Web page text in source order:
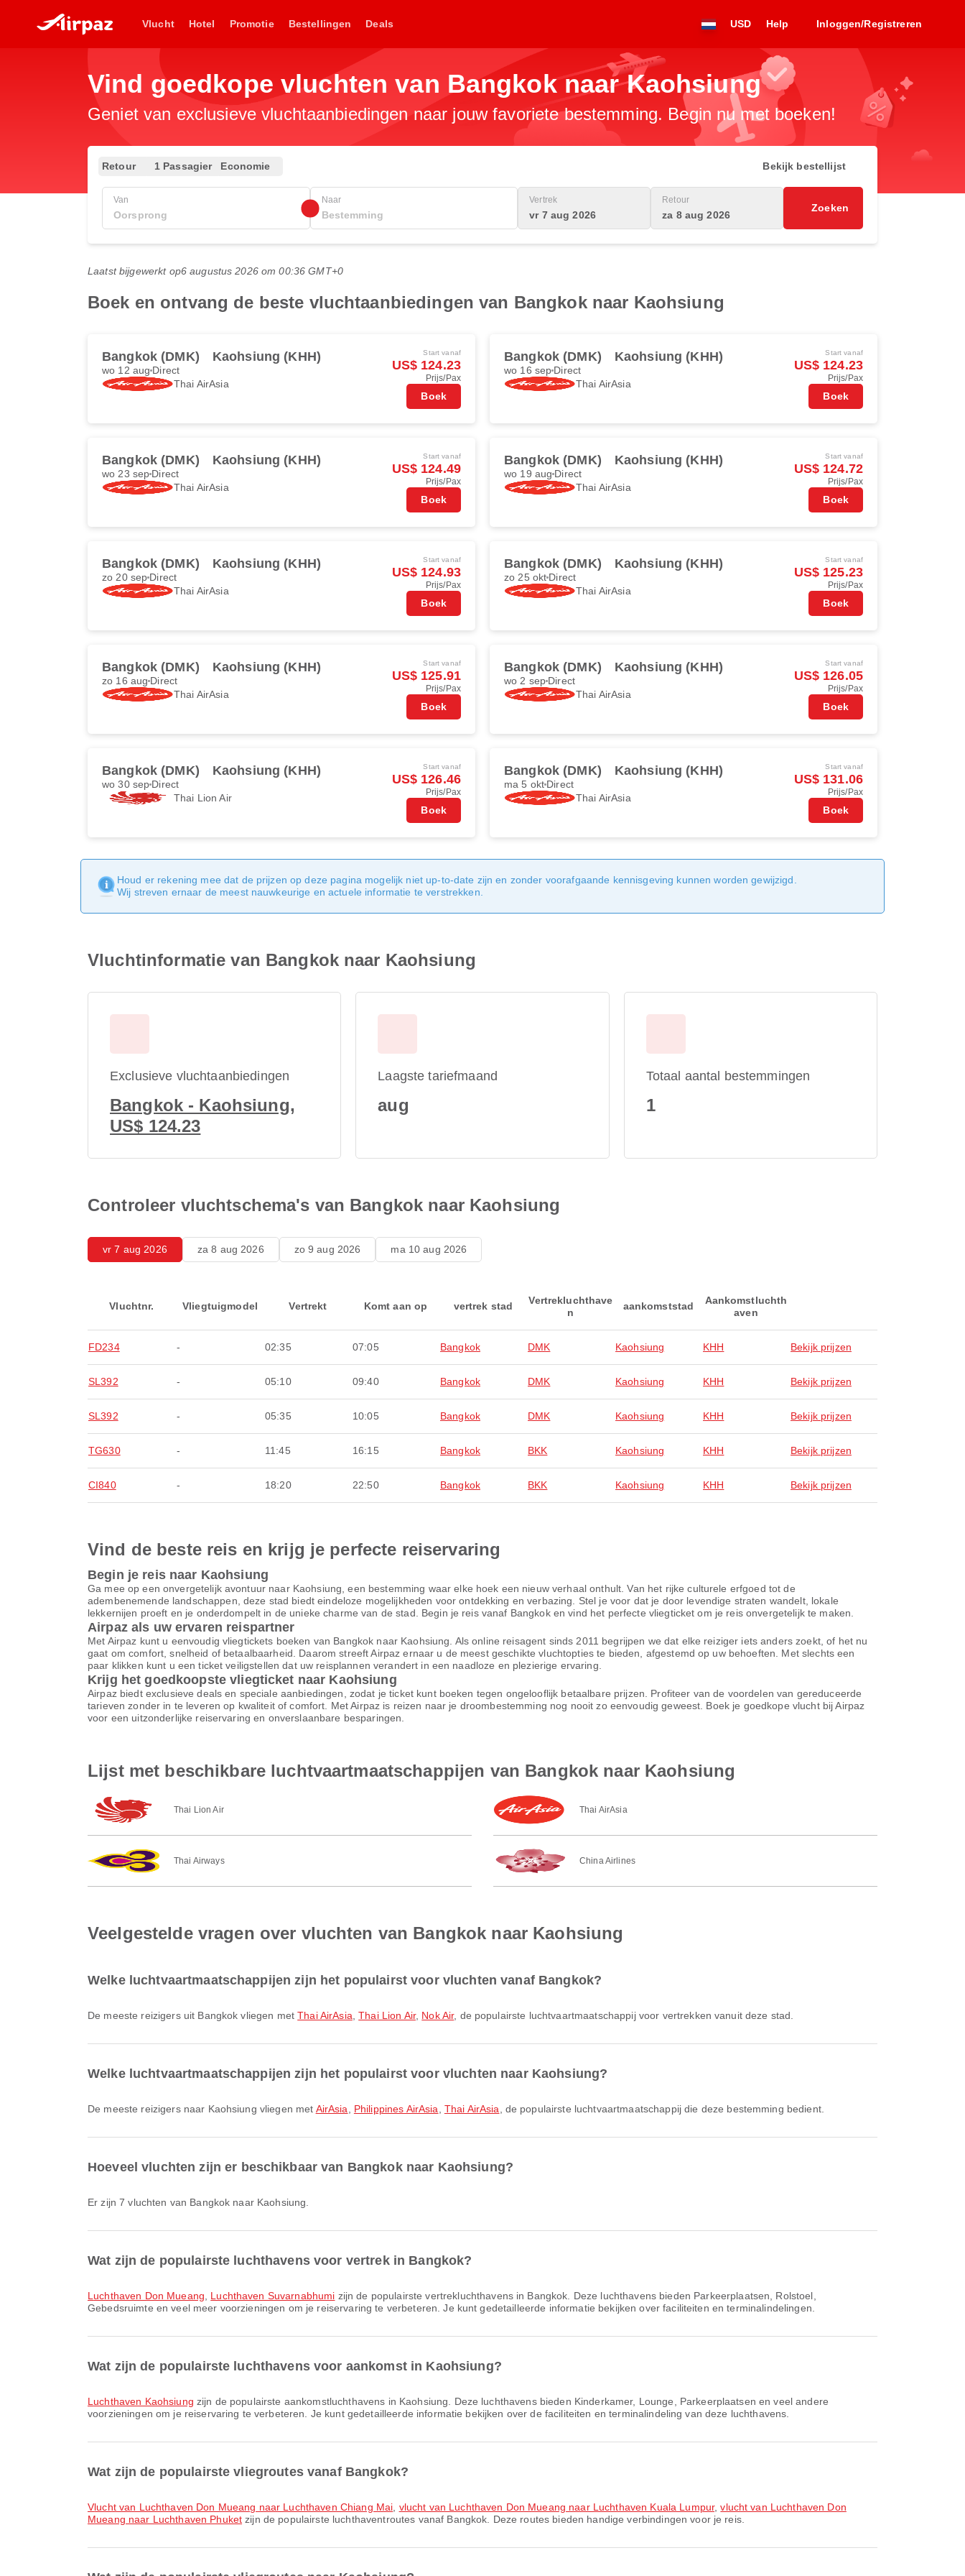
Vlucht Hotel Promotie Bestellingen Deals USD Help Inloggen/Registreren
Vind goedkope vluchten van Bangkok naar Kaohsiung
Geniet van exclusieve vluchtaanbiedingen naar jouw favoriete bestemming. Begin nu met boeken!
Retour 1 Passagier Economie Bekijk bestellijst
Van Naar Vertrek
vr 7 aug 2026
Retour
za 8 aug 2026
Zoeken
Laatst bijgewerkt op6 augustus 2026 om 00:36 GMT+0
Boek en ontvang de beste vluchtaanbiedingen van Bangkok naar Kaohsiung
Bangkok (DMK) Kaohsiung (KHH)
wo 12 aug Direct
Thai AirAsia
Start vanaf
US$ 124.23
Prijs/Pax
Boek
Bangkok (DMK) Kaohsiung (KHH)
wo 16 sep Direct
Thai AirAsia
Start vanaf
US$ 124.23
Prijs/Pax
Boek
Bangkok (DMK) Kaohsiung (KHH)
wo 23 sep Direct
Thai AirAsia
Start vanaf
US$ 124.49
Prijs/Pax
Boek
Bangkok (DMK) Kaohsiung (KHH)
wo 19 aug Direct
Thai AirAsia
Start vanaf
US$ 124.72
Prijs/Pax
Boek
Bangkok (DMK) Kaohsiung (KHH)
zo 20 sep Direct
Thai AirAsia
Start vanaf
US$ 124.93
Prijs/Pax
Boek
Bangkok (DMK) Kaohsiung (KHH)
zo 25 okt Direct
Thai AirAsia
Start vanaf
US$ 125.23
Prijs/Pax
Boek
Bangkok (DMK) Kaohsiung (KHH)
zo 16 aug Direct
Thai AirAsia
Start vanaf
US$ 125.91
Prijs/Pax
Boek
Bangkok (DMK) Kaohsiung (KHH)
wo 2 sep Direct
Thai AirAsia
Start vanaf
US$ 126.05
Prijs/Pax
Boek
Bangkok (DMK) Kaohsiung (KHH)
wo 30 sep Direct
Thai Lion Air
Start vanaf
US$ 126.46
Prijs/Pax
Boek
Bangkok (DMK) Kaohsiung (KHH)
ma 5 okt Direct
Thai AirAsia
Start vanaf
US$ 131.06
Prijs/Pax
Boek
Houd er rekening mee dat de prijzen op deze pagina mogelijk niet up-to-date zijn en zonder voorafgaande kennisgeving kunnen worden gewijzigd.
Wij streven ernaar de meest nauwkeurige en actuele informatie te verstrekken.
Vluchtinformatie van Bangkok naar Kaohsiung
Exclusieve vluchtaanbiedingen
Bangkok - Kaohsiung,
US$ 124.23
Laagste tariefmaand
aug
Totaal aantal bestemmingen
1
Controleer vluchtschema's van Bangkok naar Kaohsiung
vr 7 aug 2026 za 8 aug 2026 zo 9 aug 2026 ma 10 aug 2026
Vluchtnr. Vliegtuigmodel Vertrekt Komt aan op vertrek stad
Vertrekluchthave
n
aankomststad
Aankomstluchth
aven
FD234 - 02:35 07:05 Bangkok DMK Kaohsiung KHH Bekijk prijzen
SL392 - 05:10 09:40 Bangkok DMK Kaohsiung KHH Bekijk prijzen
SL392 - 05:35 10:05 Bangkok DMK Kaohsiung KHH Bekijk prijzen
TG630 - 11:45 16:15 Bangkok BKK Kaohsiung KHH Bekijk prijzen
CI840 - 18:20 22:50 Bangkok BKK Kaohsiung KHH Bekijk prijzen
Vind de beste reis en krijg je perfecte reiservaring
Begin je reis naar Kaohsiung
Ga mee op een onvergetelijk avontuur naar Kaohsiung, een bestemming waar elke hoek een nieuw verhaal onthult. Van het rijke culturele erfgoed tot de
adembenemende landschappen, deze stad biedt eindeloze mogelijkheden voor ontdekking en verbazing. Stel je voor dat je door levendige straten wandelt, lokale
lekkernijen proeft en je onderdompelt in de unieke charme van de stad. Begin je reis vanaf Bangkok en vind het perfecte vliegticket om je reis onvergetelijk te maken.
Airpaz als uw ervaren reispartner
Met Airpaz kunt u eenvoudig vliegtickets boeken van Bangkok naar Kaohsiung. Als online reisagent sinds 2011 begrijpen we dat elke reiziger iets anders zoekt, of het nu
gaat om comfort, snelheid of betaalbaarheid. Daarom streeft Airpaz ernaar u de meest geschikte vluchtopties te bieden, afgestemd op uw behoeften. Met slechts een
paar klikken kunt u een ticket veiligstellen dat uw reisplannen verandert in een naadloze en plezierige ervaring.
Krijg het goedkoopste vliegticket naar Kaohsiung
Airpaz biedt exclusieve deals en speciale aanbiedingen, zodat je ticket kunt boeken tegen ongelooflijk betaalbare prijzen. Profiteer van de voordelen van gereduceerde
tarieven zonder in te leveren op kwaliteit of comfort. Met Airpaz is reizen naar je droombestemming nog nooit zo eenvoudig geweest. Boek je goedkope vlucht bij Airpaz
voor een uitzonderlijke reiservaring en onverslaanbare besparingen.
Lijst met beschikbare luchtvaartmaatschappijen van Bangkok naar Kaohsiung
Thai Lion Air Thai AirAsia
Thai Airways China Airlines
Veelgestelde vragen over vluchten van Bangkok naar Kaohsiung
Welke luchtvaartmaatschappijen zijn het populairst voor vluchten vanaf Bangkok?
De meeste reizigers uit Bangkok vliegen metThai AirAsia ,Thai Lion Air, Nok Air, de populairste luchtvaartmaatschappij voor vertrekken vanuit deze stad.
Welke luchtvaartmaatschappijen zijn het populairst voor vluchten naar Kaohsiung?
De meeste reizigers naar Kaohsiung vliegen met AirAsia Philippines AirAsia Thai AirAsia , de populairste luchtvaartmaatschappij die deze bestemming bedient.
Hoeveel vluchten zijn er beschikbaar van Bangkok naar Kaohsiung?
Er zijn 7 vluchten van Bangkok naar Kaohsiung.
Wat zijn de populairste luchthavens voor vertrek in Bangkok?
Luchthaven Don Mueang Luchthaven Suvarnabhumi zijn de populairste vertrek­lucht­havens in Bangkok. Deze luchthavens bieden Parkeerplaatsen, Rolstoel,
Gebedsruimte en veel meer voorzieningen om je reiservaring te verbeteren. Je kunt gedetailleerde informatie bekijken over faciliteiten en terminalindelingen.
Wat zijn de populairste luchthavens voor aankomst in Kaohsiung?
Luchthaven Kaohsiung zijn de populairste aankomstluchthavens in Kaohsiung. Deze luchthavens bieden Kinderkamer, Lounge, Parkeerplaatsen en veel andere
voorzieningen om je reiservaring te verbeteren. Je kunt gedetailleerde informatie bekijken over de faciliteiten en terminalindeling van deze luchthavens.
Wat zijn de populairste vliegroutes vanaf Bangkok?
vlucht van Luchthaven Don Mueang naar Luchthaven Chiang Mai vlucht van Luchthaven Don Mueang naar Luchthaven Kuala Lumpur,vlucht van Luchthaven Don
Mueang naar Luchthaven Phuket zijn de populairste luchthaventroutes vanaf Bangkok. Deze routes bieden handige verbindingen voor je reis.